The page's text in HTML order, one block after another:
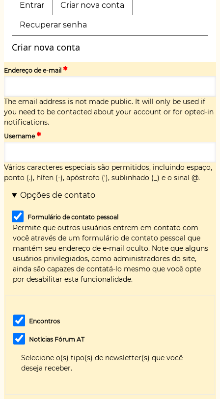
Primary
Entrar Criar nova conta
ativa)
Recuperar senha
Criar nova conta
Endereço de e-mail
The email address is not made public. It will only be used if
you need to be contacted about your account or for opted-in
notifications.
Username
Vários caracteres especiais são permitidos, incluindo espaço,
ponto (.), hífen (-), apóstrofo ('), sublinhado (_) e o sinal @.
Opções de contato
Formulário de contato pessoal
Permite que outros usuários entrem em contato com
você através de um formulário de contato pessoal que
mantém seu endereço de e-mail oculto. Note que alguns
usuários privilegiados, como administradores do site,
ainda são capazes de contatá-lo mesmo que você opte
por desabilitar esta funcionalidade.
Encontros
Notícias Fórum AT
Selecione o(s) tipo(s) de newsletter(s) que você
deseja receber.